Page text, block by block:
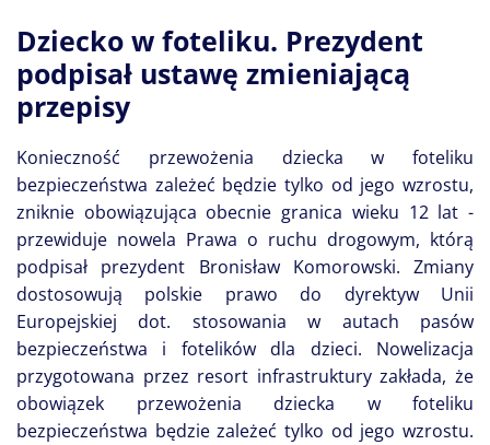
Dziecko w foteliku. Prezydent
podpisał ustawę zmieniającą
przepisy
Konieczność przewożenia dziecka w foteliku
bezpieczeństwa zależeć będzie tylko od jego wzrostu,
zniknie obowiązująca obecnie granica wieku 12 lat -
przewiduje nowela Prawa o ruchu drogowym, którą
podpisał prezydent Bronisław Komorowski. Zmiany
dostosowują polskie prawo do dyrektyw Unii
Europejskiej dot. stosowania w autach pasów
bezpieczeństwa i fotelików dla dzieci. Nowelizacja
przygotowana przez resort infrastruktury zakłada, że
obowiązek przewożenia dziecka w foteliku
bezpieczeństwa będzie zależeć tylko od jego wzrostu.